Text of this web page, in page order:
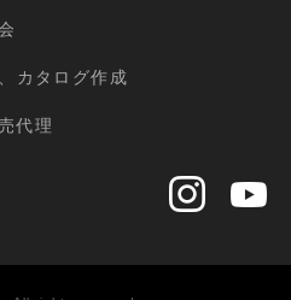
カタログ作成
代理